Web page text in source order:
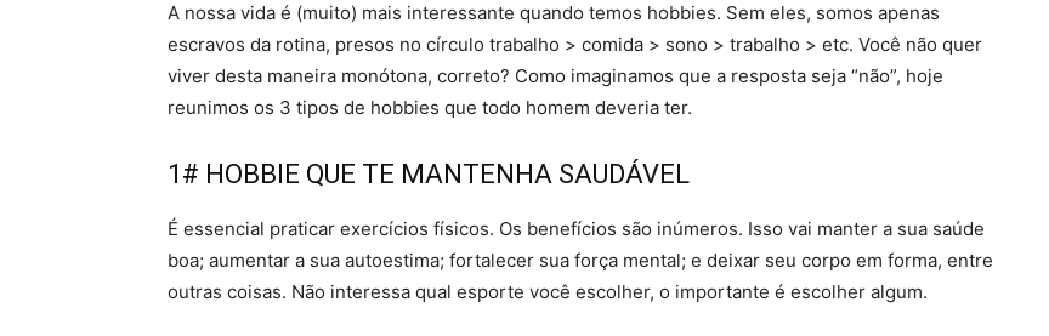
A nossa vida é (muito) mais interessante quando temos hobbies. Sem eles, somos apenas
escravos da rotina, presos no círculo trabalho > comida > sono > trabalho > etc. Você não quer
viver desta maneira monótona, correto? Como imaginamos que a resposta seja “não”, hoje
reunimos os 3 tipos de hobbies que todo homem deveria ter.
1# HOBBIE QUE TE MANTENHA SAUDÁVEL
É essencial praticar exercícios físicos. Os benefícios são inúmeros. Isso vai manter a sua saúde
boa; aumentar a sua autoestima; fortalecer sua força mental; e deixar seu corpo em forma, entre
outras coisas. Não interessa qual esporte você escolher, o importante é escolher algum.